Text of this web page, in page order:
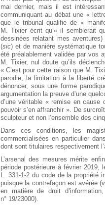
mai dernier, mais il est
communiquant au débat une «
que le tribunal qualifie de «
M. Tixier écrit qu’« il semblerait
dessinées relatant mes
(sic) et de manière systématique
été préalablement validée par vos
M. Tixier, nul doute qu’ils
« C’est pour cette raison que M.
parodie, la limitation à la liberté
dénoncer, sous une forme
argumentation la preuve d’une
d’une véritable « remise en
pouvoir s’en affranchir ». De
sculpteur et non l’ensemble des
Dans ces conditions, les
commercialisées en particulier
dont sont titulaires respectivement
L’arsenal des mesures mérite
période postérieure à février 2019,
L. 331-1-2 du code de la propriété
puisque la contrefaçon est avérée
en matière de droit
n° 19/23000).